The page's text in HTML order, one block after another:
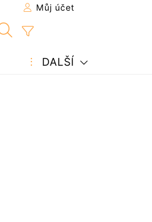
Můj účet
DALŠÍ